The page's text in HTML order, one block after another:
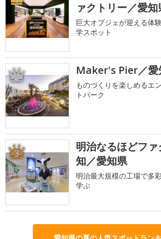
ァクトリー／愛知
巨大オブジェが迎える体
学スポット
2 Maker's Pier／愛
ものづくりを楽しめるエ
トパーク
3
明治なるほどフ
知／愛知県
明治最大規模の工場で多
学ぶ